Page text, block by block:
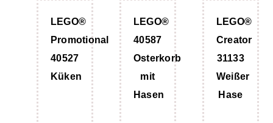
LEGO®
Promotional
40527
Küken
LEGO®
40587
Osterkorb
mit
Hasen
LEGO®
Creator
31133
Weißer
Hase